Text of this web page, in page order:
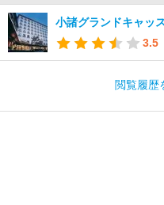
小諸グランドキャッ
3.5
閲覧履歴